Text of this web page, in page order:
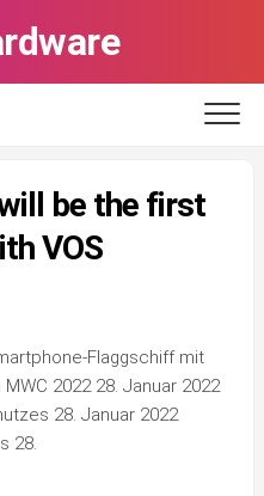
be the first
VOS
Flaggschiff mit
2022 28. Januar 2022
28. Januar 2022
28.